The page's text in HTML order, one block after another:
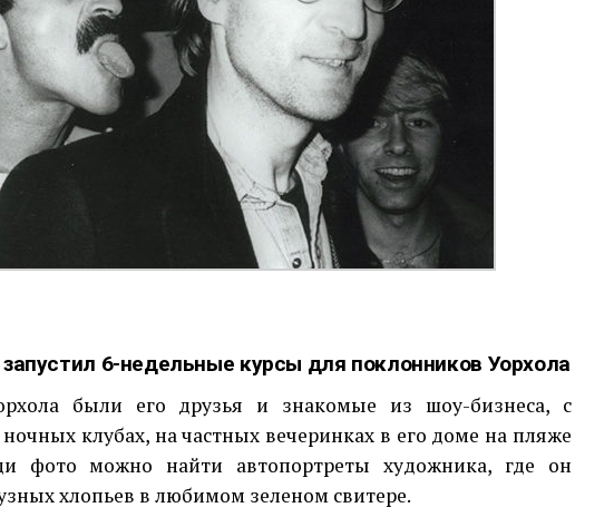
запустил 6-недельные курсы для поклонников Уорхола
были его друзья и знакомые из шоу-бизнеса, с
клубах, на частных вечеринках в его доме на пляже
фото можно найти автопортреты художника, где он
хлопьев в любимом зеленом свитере.